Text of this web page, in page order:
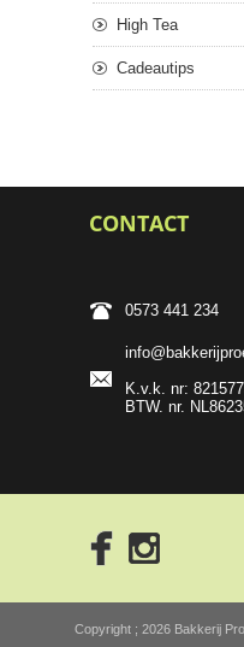
High Tea
Cadeautips
CONTACT
0573 441 234
K.v.k. nr:
BTW. nr.
Copyright ; 2026 Bakkerij